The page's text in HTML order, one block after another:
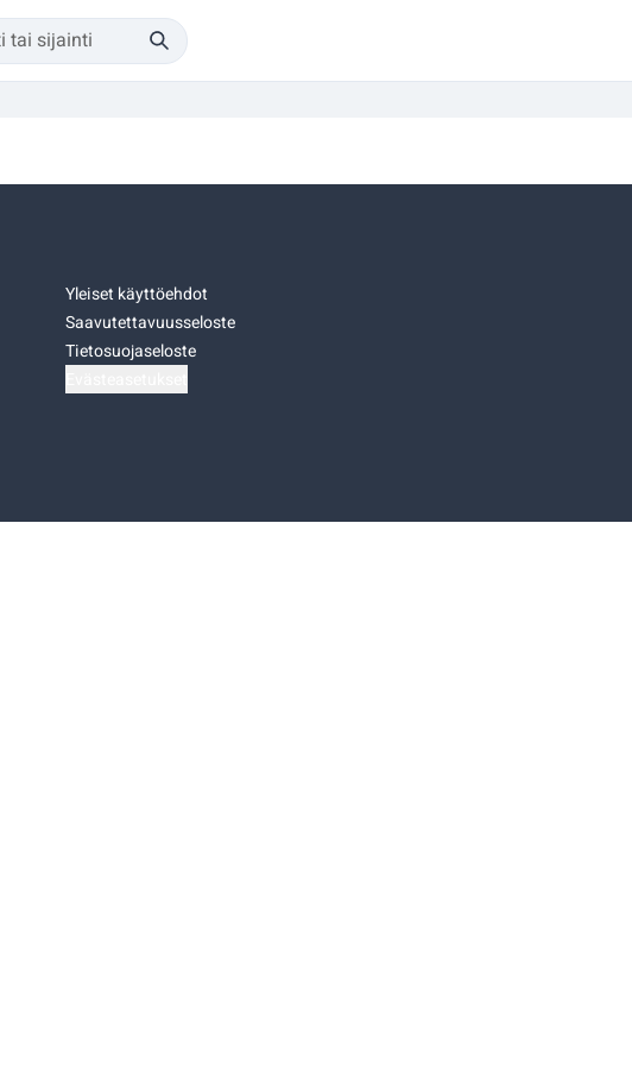
Yleiset käyttöehdot
Saavutettavuusseloste
Tietosuojaseloste